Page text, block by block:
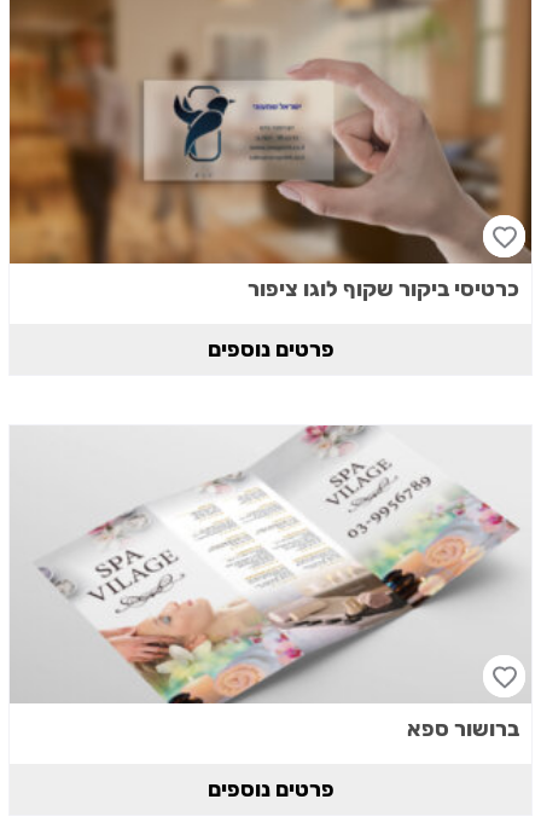
כרטיסי ביקור שקוף לוגו ציפור
פרטים נוספים
ברושור ספא
פרטים נוספים